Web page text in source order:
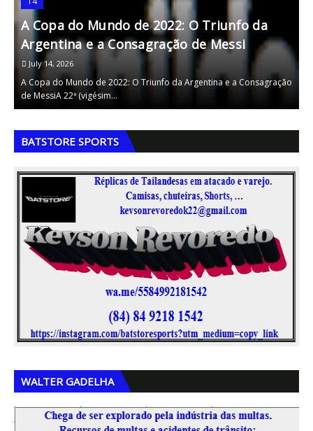
A Copa do Mundo de 2022: O Triunfo da
Argentina e a Consagração de Messi
July 14, 2026
A Copa do Mundo de 2022: O Triunfo da Argentina e a Consagração
de MessiA 22ª (vigésim…
BATSTORE SPORTS
WALTER GADELHA